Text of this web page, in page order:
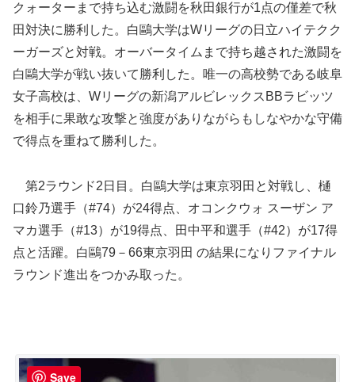
クォーターまで持ち込む激闘を秋田銀行が1点の僅差で秋
田対決に勝利した。白鷗大学はWリーグの日立ハイテクク
ーガーズと対戦。オーバータイムまで持ち越された激闘を
白鷗大学が戦い抜いて勝利した。唯一の高校勢である岐阜
女子高校は、Wリーグの新潟アルビレックスBBラビッツ
を相手に果敢な攻撃と強度がありながらもしなやかな守備
で得点を重ねて勝利した。
第2ラウンド2日目。白鷗大学は東京羽田と対戦し、樋
口鈴乃選手（#74）が24得点、オコンクウォ スーザン ア
マカ選手（#13）が19得点、田中平和選手（#42）が17得
点と活躍。白鷗79－66東京羽田 の結果になりファイナル
ラウンド進出をつかみ取った。
Save